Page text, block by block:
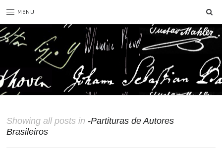
MENU
Showing all posts in -Partituras de Autores
Brasileiros